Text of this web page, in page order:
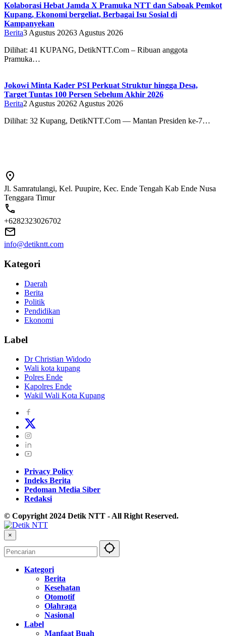
Kolaborasi Hebat Jamda X Pramuka NTT dan Saboak Pemkot
Kupang, Ekonomi bergeliat, Berbagai Isu Sosial di
Kampanyekan
Berita3 Agustus 20263 Agustus 2026
Dilihat: 41 ‎‎KUPANG, DetikNTT.Com – Ribuan anggota
Pramuka…
Jokowi Minta Kader PSI Perkuat Struktur hingga Desa,
Target Tuntas 100 Persen Sebelum Akhir 2026
Berita2 Agustus 20262 Agustus 2026
Dilihat: 32 Kupang, DetikNTT.Com — Mantan Presiden ke-7…
Jl. Samratulangi, Kel. Puupire, Kec. Ende Tengah Kab Ende Nusa
Tenggara Timur
+6282323026702
info@detikntt.com
Kategori
Daerah
Berita
Politik
Pendidikan
Ekonomi
Label
Dr Christian Widodo
Wali kota kupang
Polres Ende
Kapolres Ende
Wakil Wali Kota Kupang
Privacy Policy
Indeks Berita
Pedoman Media Siber
Redaksi
© Copyright 2024 Detik NTT - All Right Reserved.
×
Kategori
Berita
Kesehatan
Otomotif
Olahraga
Nasional
Label
Manfaat Buah